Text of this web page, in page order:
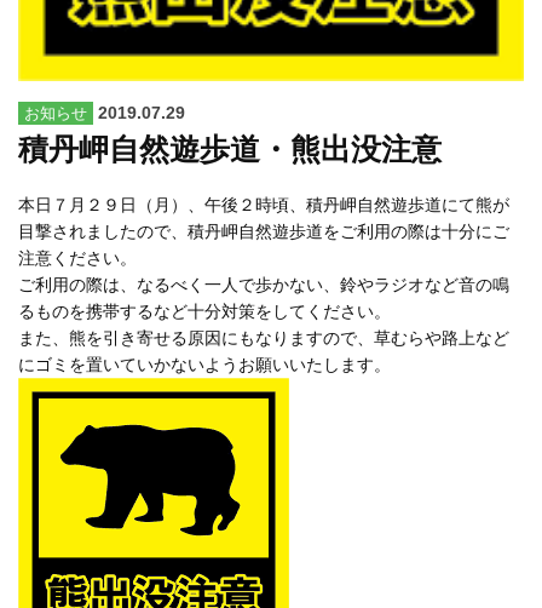
お知らせ 2019.07.29
積丹岬自然遊歩道・熊出没注意
本日７月２９日（月）、午後２時頃、積丹岬自然遊歩道にて熊が
目撃されましたので、積丹岬自然遊歩道をご利用の際は十分にご
注意ください。
ご利用の際は、なるべく一人で歩かない、鈴やラジオなど音の鳴
るものを携帯するなど十分対策をしてください。
また、熊を引き寄せる原因にもなりますので、草むらや路上など
にゴミを置いていかないようお願いいたします。